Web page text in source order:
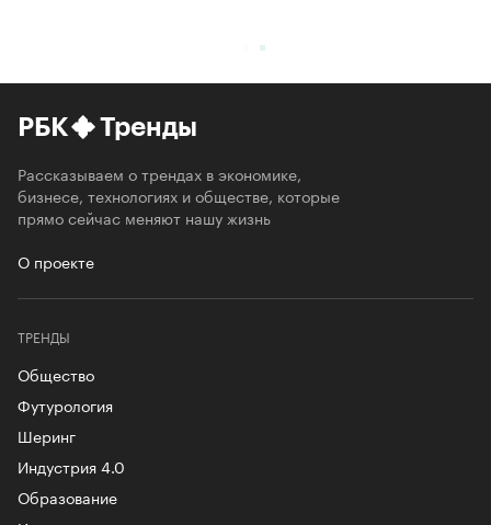
РБК Тренды
Рассказываем о трендах в экономике,
бизнесе, технологиях и обществе, которые
прямо сейчас меняют нашу жизнь
О проекте
ТРЕНДЫ
Общество
Футурология
Шеринг
Индустрия 4.0
Образование